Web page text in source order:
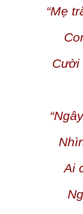
“Mẹ
Cười
Ai